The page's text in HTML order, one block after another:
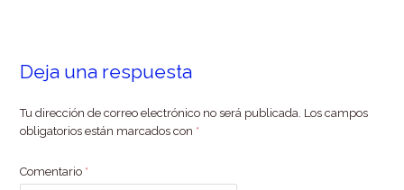
Deja una respuesta
Tu dirección de correo electrónico no será publicada. Los campos
obligatorios están marcados con *
Comentario *